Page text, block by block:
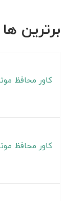
برترین ها